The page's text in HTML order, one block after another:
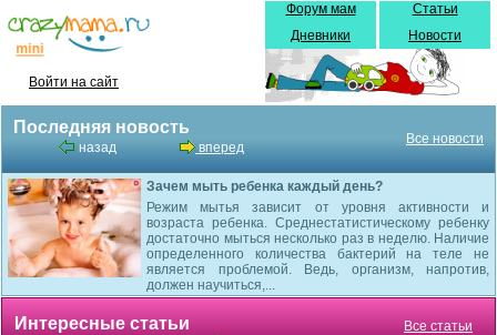
Войти на сайт
Форум мам
Дневники
Статьи
Новости
Последняя новость
назад вперед
Все новости
Зачем мыть ребенка каждый день?
Режим мытья зависит от уровня активности и
возраста ребенка. Среднестатистическому ребенку
достаточно мыться несколько раз в неделю. Наличие
определенного количества бактерий на теле не
является проблемой. Ведь, организм, напротив,
должен научиться,...
Интересные статьи Все статьи